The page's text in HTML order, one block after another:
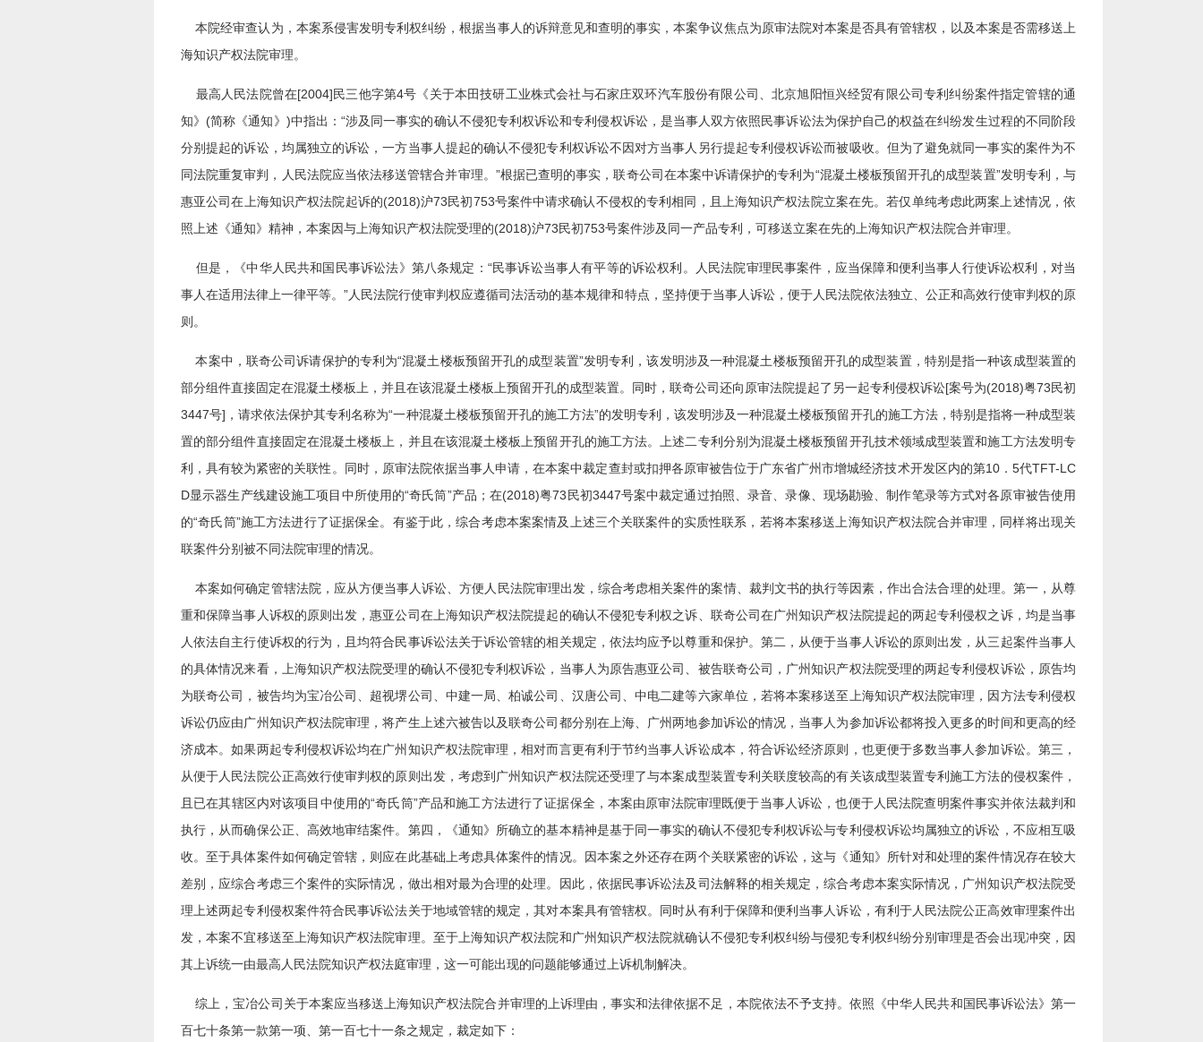
本院经审查认为，本案系侵害发明专利权纠纷，根据当事人的诉辩意见和查明的事实，本案争议焦点为原审法院对本案是否具有管辖权，以及本案是否需移送上
海知识产权法院审理。
最高人民法院曾在[2004]民三他字第4号《关于本田技研工业株式会社与石家庄双环汽车股份有限公司、北京旭阳恒兴经贸有限公司专利纠纷案件指定管辖的通
知》(简称《通知》)中指出：“涉及同一事实的确认不侵犯专利权诉讼和专利侵权诉讼，是当事人双方依照民事诉讼法为保护自己的权益在纠纷发生过程的不同阶段
分别提起的诉讼，均属独立的诉讼，一方当事人提起的确认不侵犯专利权诉讼不因对方当事人另行提起专利侵权诉讼而被吸收。但为了避免就同一事实的案件为不
同法院重复审判，人民法院应当依法移送管辖合并审理。”根据已查明的事实，联奇公司在本案中诉请保护的专利为“混凝土楼板预留开孔的成型装置”发明专利，与
惠亚公司在上海知识产权法院起诉的(2018)沪73民初753号案件中请求确认不侵权的专利相同，且上海知识产权法院立案在先。若仅单纯考虑此两案上述情况，依
照上述《通知》精神，本案因与上海知识产权法院受理的(2018)沪73民初753号案件涉及同一产品专利，可移送立案在先的上海知识产权法院合并审理。
但是，《中华人民共和国民事诉讼法》第八条规定：“民事诉讼当事人有平等的诉讼权利。人民法院审理民事案件，应当保障和便利当事人行使诉讼权利，对当
事人在适用法律上一律平等。”人民法院行使审判权应遵循司法活动的基本规律和特点，坚持便于当事人诉讼，便于人民法院依法独立、公正和高效行使审判权的原
则。
本案中，联奇公司诉请保护的专利为“混凝土楼板预留开孔的成型装置”发明专利，该发明涉及一种混凝土楼板预留开孔的成型装置，特别是指一种该成型装置的
部分组件直接固定在混凝土楼板上，并且在该混凝土楼板上预留开孔的成型装置。同时，联奇公司还向原审法院提起了另一起专利侵权诉讼[案号为(2018)粤73民初
3447号]，请求依法保护其专利名称为“一种混凝土楼板预留开孔的施工方法”的发明专利，该发明涉及一种混凝土楼板预留开孔的施工方法，特别是指将一种成型装
置的部分组件直接固定在混凝土楼板上，并且在该混凝土楼板上预留开孔的施工方法。上述二专利分别为混凝土楼板预留开孔技术领域成型装置和施工方法发明专
利，具有较为紧密的关联性。同时，原审法院依据当事人申请，在本案中裁定查封或扣押各原审被告位于广东省广州市增城经济技术开发区内的第10．5代TFT-LC
D显示器生产线建设施工项目中所使用的“奇氏筒”产品；在(2018)粤73民初3447号案中裁定通过拍照、录音、录像、现场勘验、制作笔录等方式对各原审被告使用
的“奇氏筒”施工方法进行了证据保全。有鉴于此，综合考虑本案案情及上述三个关联案件的实质性联系，若将本案移送上海知识产权法院合并审理，同样将出现关
联案件分别被不同法院审理的情况。
本案如何确定管辖法院，应从方便当事人诉讼、方便人民法院审理出发，综合考虑相关案件的案情、裁判文书的执行等因素，作出合法合理的处理。第一，从尊
重和保障当事人诉权的原则出发，惠亚公司在上海知识产权法院提起的确认不侵犯专利权之诉、联奇公司在广州知识产权法院提起的两起专利侵权之诉，均是当事
人依法自主行使诉权的行为，且均符合民事诉讼法关于诉讼管辖的相关规定，依法均应予以尊重和保护。第二，从便于当事人诉讼的原则出发，从三起案件当事人
的具体情况来看，上海知识产权法院受理的确认不侵犯专利权诉讼，当事人为原告惠亚公司、被告联奇公司，广州知识产权法院受理的两起专利侵权诉讼，原告均
为联奇公司，被告均为宝冶公司、超视堺公司、中建一局、柏诚公司、汉唐公司、中电二建等六家单位，若将本案移送至上海知识产权法院审理，因方法专利侵权
诉讼仍应由广州知识产权法院审理，将产生上述六被告以及联奇公司都分别在上海、广州两地参加诉讼的情况，当事人为参加诉讼都将投入更多的时间和更高的经
济成本。如果两起专利侵权诉讼均在广州知识产权法院审理，相对而言更有利于节约当事人诉讼成本，符合诉讼经济原则，也更便于多数当事人参加诉讼。第三，
从便于人民法院公正高效行使审判权的原则出发，考虑到广州知识产权法院还受理了与本案成型装置专利关联度较高的有关该成型装置专利施工方法的侵权案件，
且已在其辖区内对该项目中使用的“奇氏筒”产品和施工方法进行了证据保全，本案由原审法院审理既便于当事人诉讼，也便于人民法院查明案件事实并依法裁判和
执行，从而确保公正、高效地审结案件。第四，《通知》所确立的基本精神是基于同一事实的确认不侵犯专利权诉讼与专利侵权诉讼均属独立的诉讼，不应相互吸
收。至于具体案件如何确定管辖，则应在此基础上考虑具体案件的情况。因本案之外还存在两个关联紧密的诉讼，这与《通知》所针对和处理的案件情况存在较大
差别，应综合考虑三个案件的实际情况，做出相对最为合理的处理。因此，依据民事诉讼法及司法解释的相关规定，综合考虑本案实际情况，广州知识产权法院受
理上述两起专利侵权案件符合民事诉讼法关于地域管辖的规定，其对本案具有管辖权。同时从有利于保障和便利当事人诉讼，有利于人民法院公正高效审理案件出
发，本案不宜移送至上海知识产权法院审理。至于上海知识产权法院和广州知识产权法院就确认不侵犯专利权纠纷与侵犯专利权纠纷分别审理是否会出现冲突，因
其上诉统一由最高人民法院知识产权法庭审理，这一可能出现的问题能够通过上诉机制解决。
综上，宝冶公司关于本案应当移送上海知识产权法院合并审理的上诉理由，事实和法律依据不足，本院依法不予支持。依照《中华人民共和国民事诉讼法》第一
百七十条第一款第一项、第一百七十一条之规定，裁定如下：